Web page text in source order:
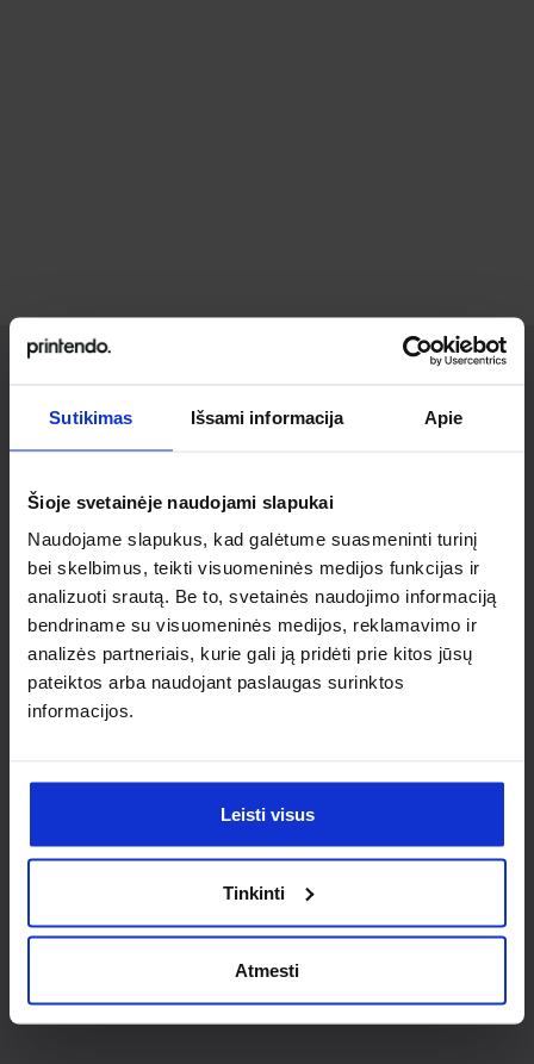
Sutikimas Išsami informacija Apie
Šioje svetainėje naudojami slapukai
Naudojame slapukus, kad galėtume suasmeninti turinį
bei skelbimus, teikti visuomeninės medijos funkcijas ir
analizuoti srautą. Be to, svetainės naudojimo informaciją
bendriname su visuomeninės medijos, reklamavimo ir
analizės partneriais, kurie gali ją pridėti prie kitos jūsų
pateiktos arba naudojant paslaugas surinktos
informacijos.
Leisti visus
Tinkinti
Atmesti
Ieškai
individualaus
sprendimo?
Susisiek su mumis dėl
nestandartinio produkto aptarimo.
Susisiekti